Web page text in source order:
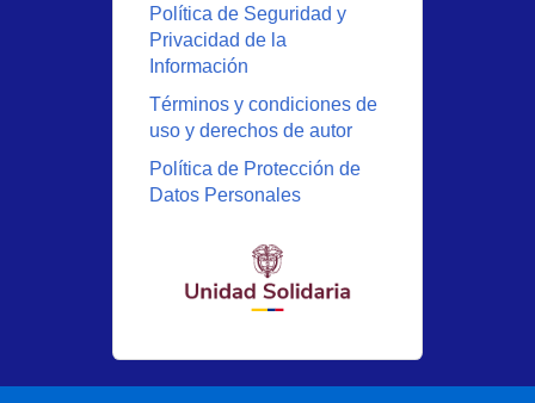
Política de Seguridad y
Privacidad de la
Información
Términos y condiciones de
uso y derechos de autor
Política de Protección de
Datos Personales